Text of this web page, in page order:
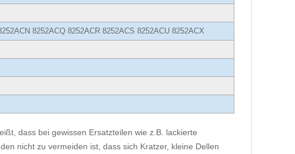
8252ACQ 8252ACR 8252ACS 8252ACU 8252ACX
dass bei gewissen Ersatzteilen wie z.B. lackierte
nicht zu vermeiden ist, dass sich Kratzer, kleine Dellen